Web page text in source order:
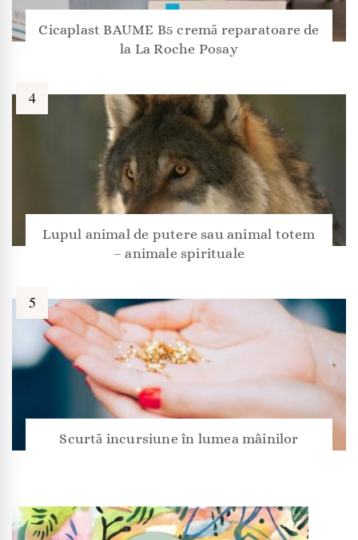
Cicaplast BAUME B5 cremă reparatoare de
la La Roche Posay
Lupul animal de putere sau animal totem
– animale spirituale
Scurtă incursiune în lumea mâinilor